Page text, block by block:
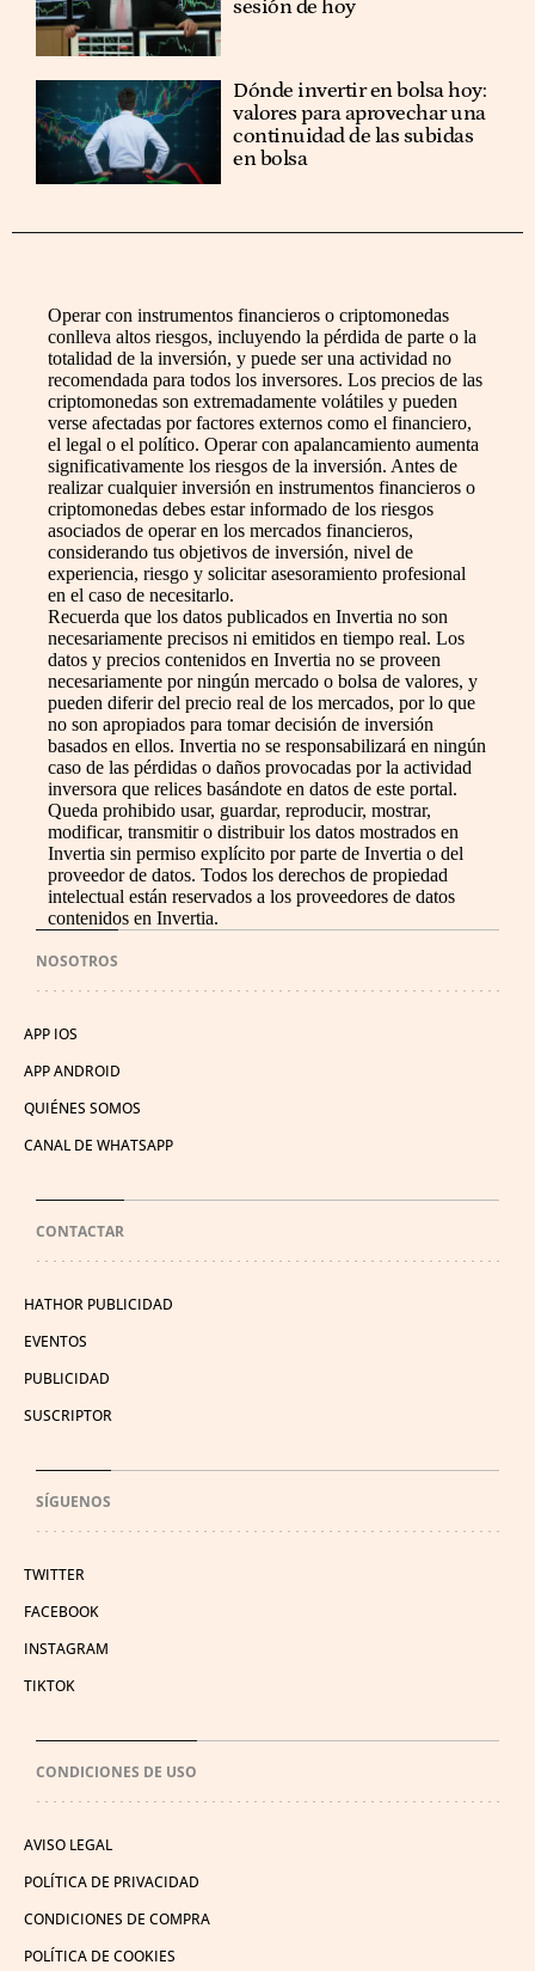
sesión de hoy
Dónde invertir en bolsa hoy:
valores para aprovechar una
continuidad de las subidas
en bolsa
Operar con instrumentos financieros o criptomonedas
conlleva altos riesgos, incluyendo la pérdida de parte o la
totalidad de la inversión, y puede ser una actividad no
recomendada para todos los inversores. Los precios de las
criptomonedas son extremadamente volátiles y pueden
verse afectadas por factores externos como el financiero,
el legal o el político. Operar con apalancamiento aumenta
significativamente los riesgos de la inversión. Antes de
realizar cualquier inversión en instrumentos financieros o
criptomonedas debes estar informado de los riesgos
asociados de operar en los mercados financieros,
considerando tus objetivos de inversión, nivel de
experiencia, riesgo y solicitar asesoramiento profesional
en el caso de necesitarlo.
Recuerda que los datos publicados en Invertia no son
necesariamente precisos ni emitidos en tiempo real. Los
datos y precios contenidos en Invertia no se proveen
necesariamente por ningún mercado o bolsa de valores, y
pueden diferir del precio real de los mercados, por lo que
no son apropiados para tomar decisión de inversión
basados en ellos. Invertia no se responsabilizará en ningún
caso de las pérdidas o daños provocadas por la actividad
inversora que relices basándote en datos de este portal.
Queda prohibido usar, guardar, reproducir, mostrar,
modificar, transmitir o distribuir los datos mostrados en
Invertia sin permiso explícito por parte de Invertia o del
proveedor de datos. Todos los derechos de propiedad
intelectual están reservados a los proveedores de datos
contenidos en Invertia.
NOSOTROS
APP IOS
APP ANDROID
QUIÉNES SOMOS
CANAL DE WHATSAPP
CONTACTAR
HATHOR PUBLICIDAD
EVENTOS
PUBLICIDAD
SUSCRIPTOR
SÍGUENOS
TWITTER
FACEBOOK
INSTAGRAM
TIKTOK
CONDICIONES DE USO
AVISO LEGAL
POLÍTICA DE PRIVACIDAD
CONDICIONES DE COMPRA
POLÍTICA DE COOKIES